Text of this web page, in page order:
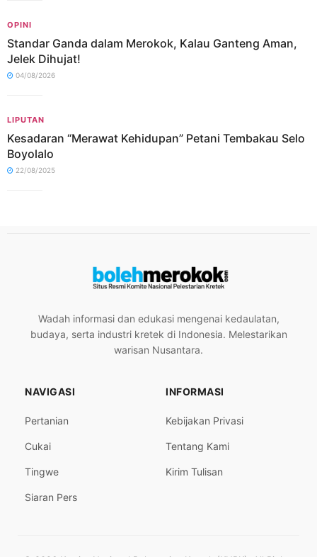
OPINI
Standar Ganda dalam Merokok, Kalau Ganteng Aman,
Jelek Dihujat!
04/08/2026
LIPUTAN
Kesadaran “Merawat Kehidupan” Petani Tembakau Selo
Boyolalo
22/08/2025
Wadah informasi dan edukasi mengenai kedaulatan,
budaya, serta industri kretek di Indonesia. Melestarikan
warisan Nusantara.
NAVIGASI
Pertanian
Cukai
Tingwe
Siaran Pers
INFORMASI
Kebijakan Privasi
Tentang Kami
Kirim Tulisan